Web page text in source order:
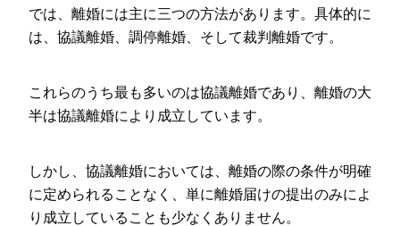
男
女
題
に
い
弁
では、離婚には主に三つの方法があります。具体的に
は、協議離婚、調停離婚、そして裁判離婚です。
これらのうち最も多いのは協議離婚であり、離婚の大
半は協議離婚により成立しています。
しかし、協議離婚においては、離婚の際の条件が明確
に定められることなく、単に離婚届けの提出のみによ
り成立していることも少なくありません。